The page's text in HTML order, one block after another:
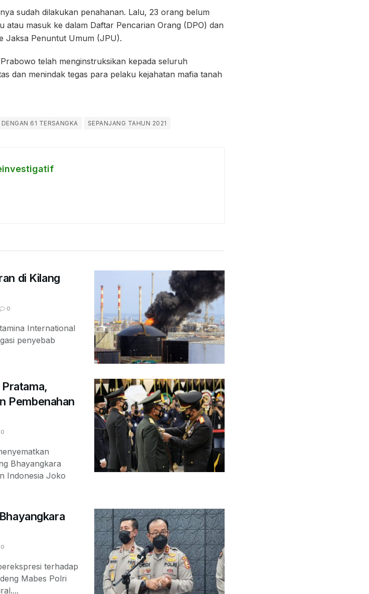
sudah dilakukan penahanan. Lalu, 23 orang belum
atau masuk ke dalam Daftar Pencarian Orang (DPO) dan
Jaksa Penuntut Umum (JPU).
telah menginstruksikan kepada seluruh
dan menindak tegas para pelaku kejahatan mafia tanah
61 TERSANGKA SEPANJANG TAHUN 2021
di Kilang
0
International
penyebab
Pembenahan
0
Bhayangkara
Indonesia Joko
0
terhadap
Mabes Polri